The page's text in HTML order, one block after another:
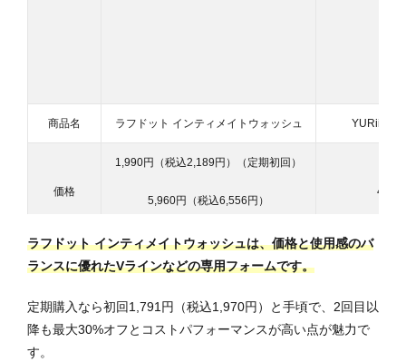
商品名 ラフドット インティメイトウォッシュ YURiiRO
価格
1,990円（税込2,189円）（定期初回）
5,960円（税込6,556円）
内容量 100ml
使用量 3～4プッシュ
リラックスバーベナ、スイートブーケ、
ラフドット インティメイトウォッシュは、価格と使用感のバ
ランスに優れたVラインなどの専用フォームです。
定期購入なら初回1,791円（税込1,970円）と手頃で、2回目以
降も最大30%オフとコストパフォーマンスが高い点が魅力で
す。